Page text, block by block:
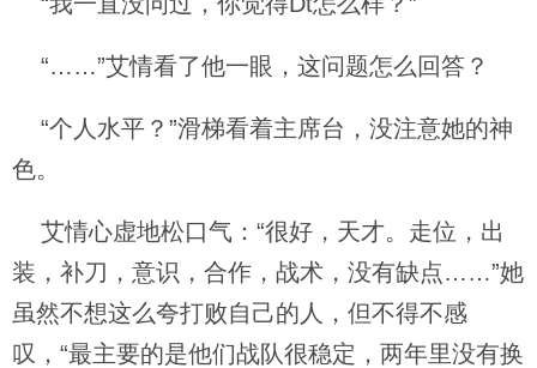
“……”艾情看了他一眼，这问题怎么回答？
“个人水平？”滑梯看着主席台，没注意她的神
色。
艾情心虚地松口气：“很好，天才。走位，出
装，补刀，意识，合作，战术，没有缺点……”她
虽然不想这么夸打败自己的人，但不得不感
叹，“最主要的是他们战队很稳定，两年里没有换